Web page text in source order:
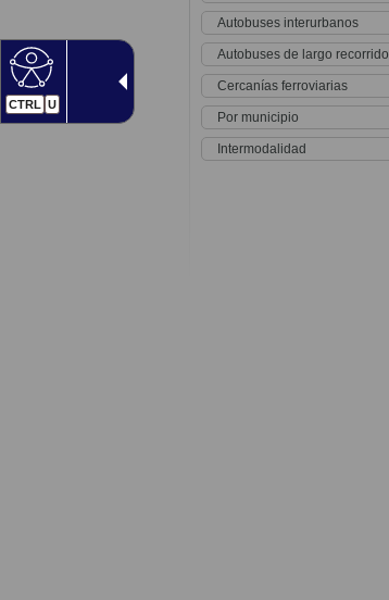
CTRL U
Autobuses interurbanos
Autobuses de largo recorrido
Cercanías ferroviarias
Por municipio
Intermodalidad